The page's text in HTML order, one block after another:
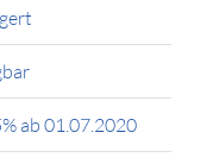
ab 01.07.2020